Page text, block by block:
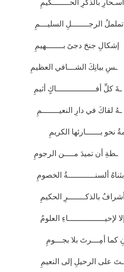
بالذكرِ الحـــــــكيمِ
الرجـــــــلِ السليـــمِ
جنحَ دجىً بـــــــهيمِ
ـسِ بيانِكَ الشـــافي العظيمِ
أفــــــــــــــــاكٍ أثيمِ
لقاكَ في دارِ النعيـــــــمِ
بــــــارئها الكريمِ
أن تميدَ مــــن الرجومِ
ألسنـــــــــــةُ الخصومِ
بالذكـــــــرِ الحكيمِ
العلومُ
كما أمِـــرتَ بلا بجـــومِ
ـتَ على الرحيلِ إلى النعيمِ